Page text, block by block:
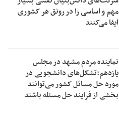
مهم و اساسی را در رونق هر کشوری
ایفا می‌کنند
نماینده مردم مشهد در مجلس
یازدهم:تشکل‌های دانشجویی در
مورد حل مسائل کشور می‌توانند
بخشی از فرایند حل مسئله باشند